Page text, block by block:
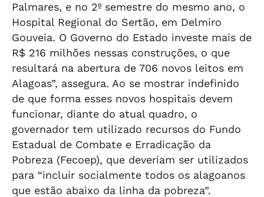
Palmares, e no 2º semestre do mesmo ano, o
Hospital Regional do Sertão, em Delmiro
Gouveia. O Governo do Estado investe mais de
R$ 216 milhões nessas construções, o que
resultará na abertura de 706 novos leitos em
Alagoas”, assegura. Ao se mostrar indefinido
de que forma esses novos hospitais devem
funcionar, diante do atual quadro, o
governador tem utilizado recursos do Fundo
Estadual de Combate e Erradicação da
Pobreza (Fecoep), que deveriam ser utilizados
para “incluir socialmente todos os alagoanos
que estão abaixo da linha da pobreza”.